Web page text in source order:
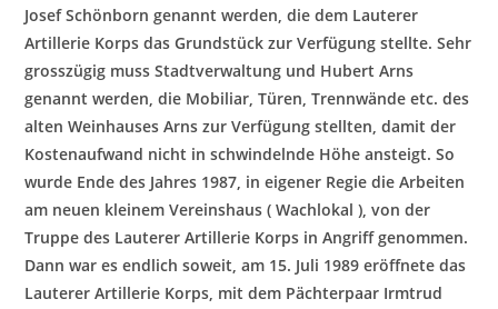
Josef Schönborn genannt werden, die dem Lauterer
Artillerie Korps das Grundstück zur Verfügung stellte. Sehr
grosszügig muss Stadtverwaltung und Hubert Arns
genannt werden, die Mobiliar, Türen, Trennwände etc. des
alten Weinhauses Arns zur Verfügung stellten, damit der
Kostenaufwand nicht in schwindelnde Höhe ansteigt. So
wurde Ende des Jahres 1987, in eigener Regie die Arbeiten
am neuen kleinem Vereinshaus ( Wachlokal ), von der
Truppe des Lauterer Artillerie Korps in Angriff genommen.
Dann war es endlich soweit, am 15. Juli 1989 eröffnete das
Lauterer Artillerie Korps, mit dem Pächterpaar Irmtrud